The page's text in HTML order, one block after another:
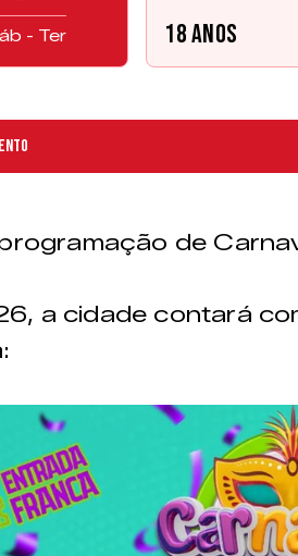
- Ter 18 anos
de
a cidade contará